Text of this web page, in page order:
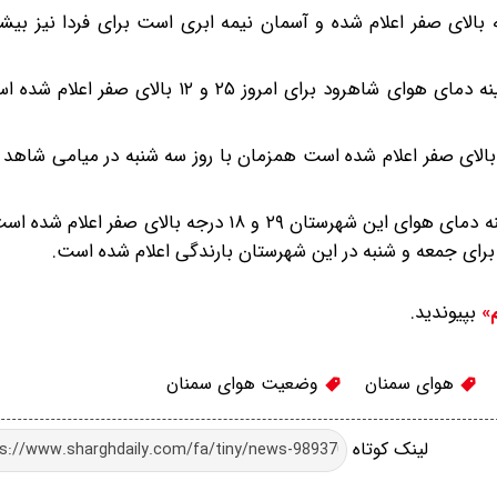
دمای هوای شهرستان دامغان ۲۷ و ۱۵ درجه بالای صفر اعلام شده و آسمان نیمه ابری است برای فردا
آسمان شاهرود نیز صاف تا قسمتی ابری است بیشینه و کمینه دمای هوای شاهرود برای
دمای هوای میامی برای امروز ۲۹ و ۱۸ درجه بالای صفر اعلام شده است همزمان با روز سه شنبه در
در گرمسار نیز پدیده خاص جوی دیده نمی‌شود بیشینه و کمینه دمای هوای این شهرستان ۲۹ و ۱۸
جمعه و شنبه در این شهرستان بارندگی اعلام شده است.
بپیوندید.
هوای سمنان وضعیت هوای سمنان
لینک کوتاه